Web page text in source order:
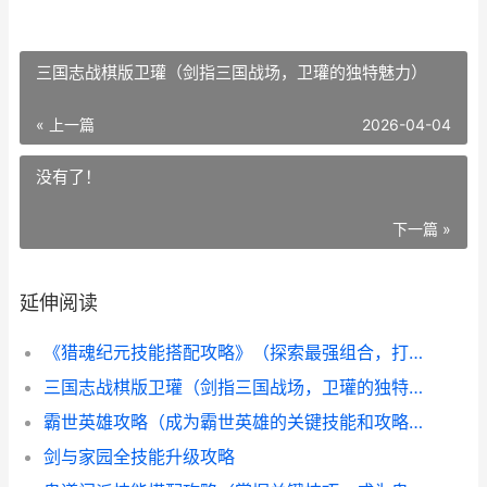
三国志战棋版卫瓘（剑指三国战场，卫瓘的独特魅力）
« 上一篇 2026-04-04
没有了！
下一篇 »
延伸阅读
《猎魂纪元技能搭配攻略》（探索最强组合，打造无敌阵容）
三国志战棋版卫瓘（剑指三国战场，卫瓘的独特魅力）
霸世英雄攻略（成为霸世英雄的关键技能和攻略，让你无敌于战场）
剑与家园全技能升级攻略